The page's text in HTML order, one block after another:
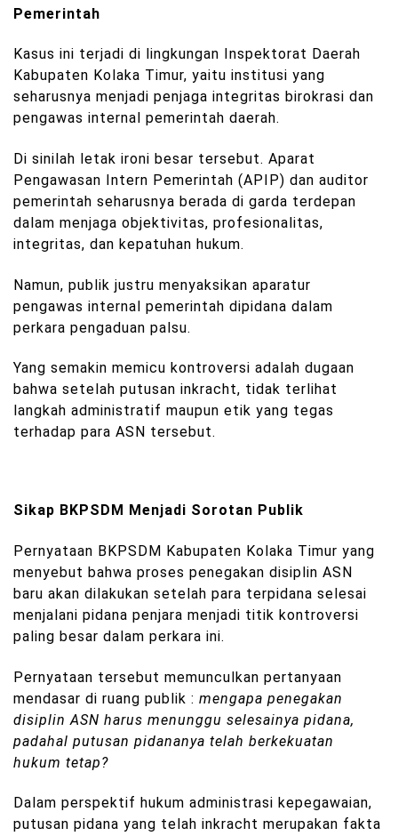
Pemerintah
Kasus ini terjadi di lingkungan Inspektorat Daerah
Kabupaten Kolaka Timur, yaitu institusi yang
seharusnya menjadi penjaga integritas birokrasi dan
pengawas internal pemerintah daerah.
Di sinilah letak ironi besar tersebut. Aparat
Pengawasan Intern Pemerintah (APIP) dan auditor
pemerintah seharusnya berada di garda terdepan
dalam menjaga objektivitas, profesionalitas,
integritas, dan kepatuhan hukum.
Namun, publik justru menyaksikan aparatur
pengawas internal pemerintah dipidana dalam
perkara pengaduan palsu.
Yang semakin memicu kontroversi adalah dugaan
bahwa setelah putusan inkracht, tidak terlihat
langkah administratif maupun etik yang tegas
terhadap para ASN tersebut.
Sikap BKPSDM Menjadi Sorotan Publik
Pernyataan BKPSDM Kabupaten Kolaka Timur yang
menyebut bahwa proses penegakan disiplin ASN
baru akan dilakukan setelah para terpidana selesai
menjalani pidana penjara menjadi titik kontroversi
paling besar dalam perkara ini.
Pernyataan tersebut memunculkan pertanyaan
mendasar di ruang publik : mengapa penegakan
disiplin ASN harus menunggu selesainya pidana,
padahal putusan pidananya telah berkekuatan
hukum tetap?
Dalam perspektif hukum administrasi kepegawaian,
putusan pidana yang telah inkracht merupakan fakta